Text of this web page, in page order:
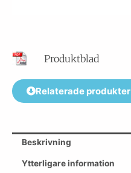
Produktblad
Relaterade produkter
Beskrivning
Ytterligare information